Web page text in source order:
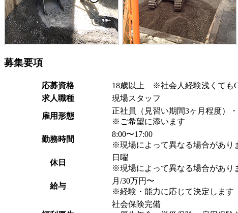
募集要項
応募資格
18歳以上 ※社会人経験浅くても
求人職種
現場スタッフ
雇用形態
正社員（見習い期間3ヶ月程度）
※ご希望に添います
勤務時間
8:00〜17:00
※現場によって異なる場合があり
休日
日曜
※現場によって異なる場合があり
給与
月/30万円〜
※経験・能力に応じて決定します
社会保険完備